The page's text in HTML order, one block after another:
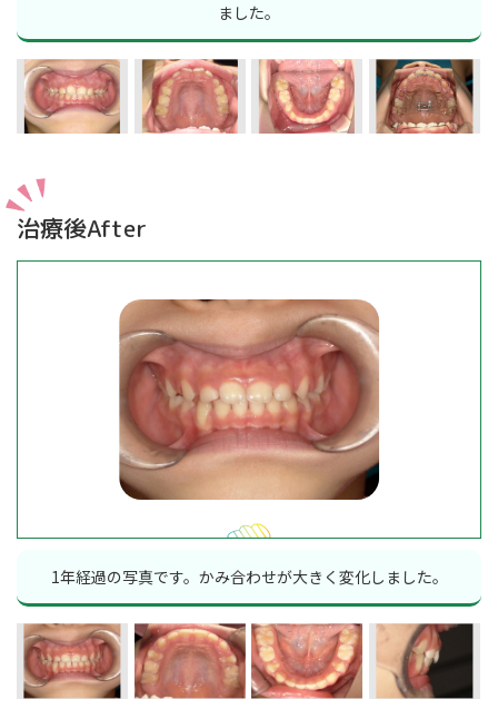
ました。
治療後After
1年経過の写真です。かみ合わせが大きく変化しました。